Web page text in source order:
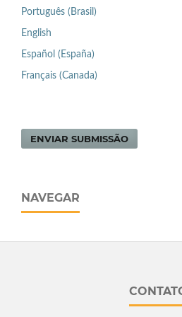
Português (Brasil)
English
Español (España)
Français (Canada)
ENVIAR SUBMISSÃO
NAVEGAR